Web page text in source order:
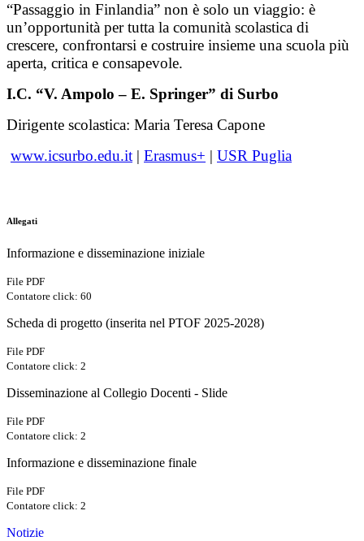
“Passaggio in Finlandia” non è solo un viaggio: è
un’opportunità per tutta la comunità scolastica di
crescere, confrontarsi e costruire insieme una scuola più
aperta, critica e consapevole.
I.C. “V. Ampolo – E. Springer” di Surbo
Dirigente scolastica: Maria Teresa Capone
www.icsurbo.edu.it | Erasmus+ | USR Puglia
Allegati
Informazione e disseminazione iniziale
File PDF
Contatore click: 60
Scheda di progetto (inserita nel PTOF 2025-2028)
File PDF
Contatore click: 2
Disseminazione al Collegio Docenti - Slide
File PDF
Contatore click: 2
Informazione e disseminazione finale
File PDF
Contatore click: 2
Notizie